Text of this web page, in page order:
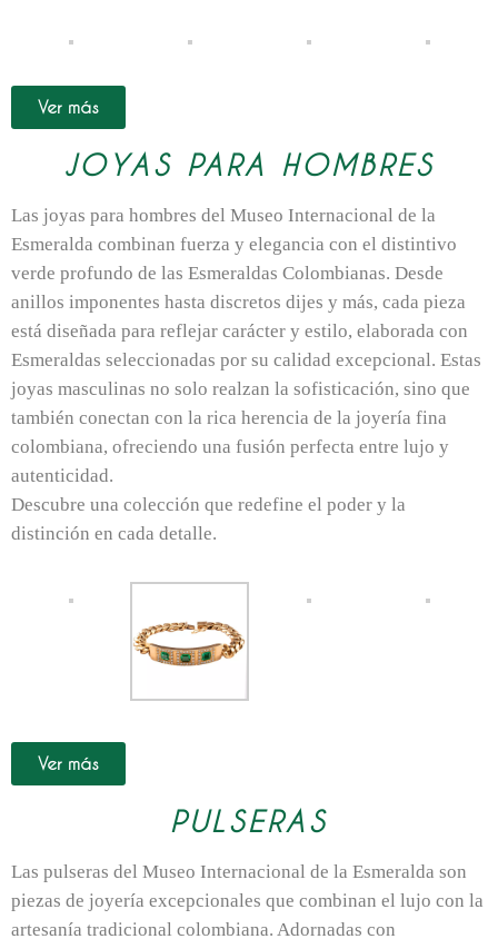
Ver más
JOYAS PARA HOMBRES
Las joyas para hombres del Museo Internacional de la
Esmeralda combinan fuerza y elegancia con el distintivo
verde profundo de las Esmeraldas Colombianas. Desde
anillos imponentes hasta discretos dijes y más, cada pieza
está diseñada para reflejar carácter y estilo, elaborada con
Esmeraldas seleccionadas por su calidad excepcional. Estas
joyas masculinas no solo realzan la sofisticación, sino que
también conectan con la rica herencia de la joyería fina
colombiana, ofreciendo una fusión perfecta entre lujo y
autenticidad.
Descubre una colección que redefine el poder y la
distinción en cada detalle.
Ver más
PULSERAS
Las pulseras del Museo Internacional de la Esmeralda son
piezas de joyería excepcionales que combinan el lujo con la
artesanía tradicional colombiana. Adornadas con